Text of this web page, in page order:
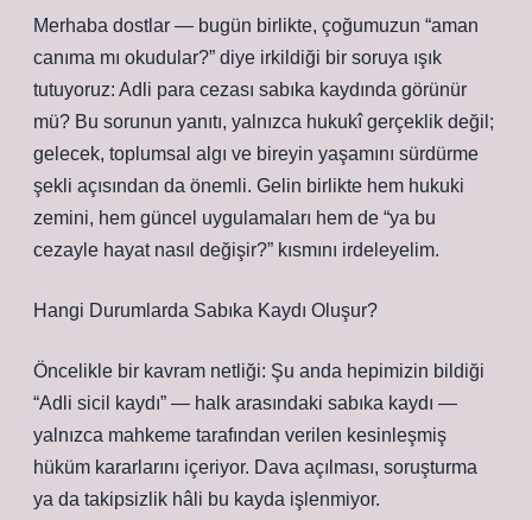
Merhaba dostlar — bugün birlikte, çoğumuzun “aman
canıma mı okudular?” diye irkildiği bir soruya ışık
tutuyoruz: Adli para cezası sabıka kaydında görünür
mü? Bu sorunun yanıtı, yalnızca hukukî gerçeklik değil;
gelecek, toplumsal algı ve bireyin yaşamını sürdürme
şekli açısından da önemli. Gelin birlikte hem hukuki
zemini, hem güncel uygulamaları hem de “ya bu
cezayle hayat nasıl değişir?” kısmını irdeleyelim.
Hangi Durumlarda Sabıka Kaydı Oluşur?
Öncelikle bir kavram netliği: Şu anda hepimizin bildiği
“Adli sicil kaydı” — halk arasındaki sabıka kaydı —
yalnızca mahkeme tarafından verilen kesinleşmiş
hüküm kararlarını içeriyor. Dava açılması, soruşturma
ya da takipsizlik hâli bu kayda işlenmiyor.